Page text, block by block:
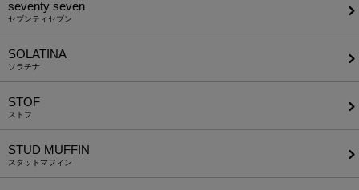
seventy seven
セブンティセブン
SOLATINA
ソラチナ
STOF
ストフ
STUD MUFFIN
スタッドマフィン